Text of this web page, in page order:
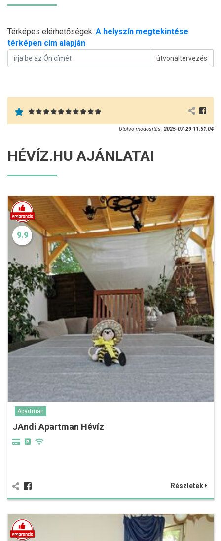
Térképes elérhetőségek: A helyszín megtekintése
térképen cím alapján
útvonaltervezés
Utolsó módosítás: 2025-07-29 11:51:04
HÉVÍZ.HU AJÁNLATAI
9.9
Apartman
JAndi Apartman Hévíz
Részletek